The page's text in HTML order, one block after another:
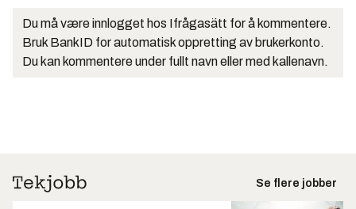
Du må være innlogget hos Ifrågasätt for å kommentere.
Bruk BankID for automatisk oppretting av brukerkonto.
Du kan kommentere under fullt navn eller med kallenavn.
Se flere jobber